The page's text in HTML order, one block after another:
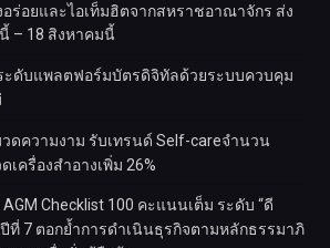
ร่อยและไอเท็มฮิตจากสหราชอาณาจักร ส่ง
– 18 สิงหาคมนี้
ะดับแพลตฟอร์มบัตรดิจิทัลด้วยระบบควบคุม
ดความงาม รับเทรนด์ Self-careจำนวน
ครื่องสำอางเพิ่ม 26%
Checklist 100 คะแนนเต็ม ระดับ “ดี
ปีที่ 7 ตอกย้ำการดำเนินธุรกิจตามหลักธรรมาภิ